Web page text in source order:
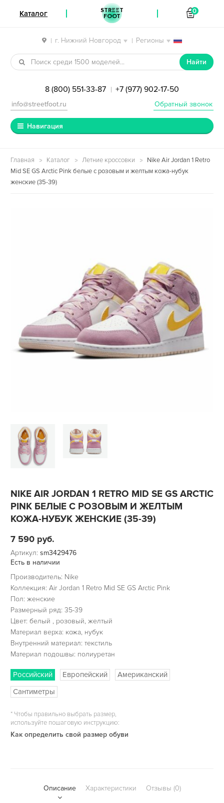
| г. Нижний Новгород | Регионы
Перейти к навигации
Перейти к содержимому
Найти
8 (800) 551-33-87 | +7 (977) 902-17-50
Обратный звонок
info@streetfoot.ru
Навигация
Главная Каталог Летние кроссовки
Nike Air Jordan 1 Retro
Mid SE GS Arctic Pink белые с розовым и желтым кожа-нубук
женские (35-39)
NIKE AIR JORDAN 1 RETRO MID SE GS ARCTIC
PINK БЕЛЫЕ С РОЗОВЫМ И ЖЕЛТЫМ
КОЖА-НУБУК ЖЕНСКИЕ (35-39)
7 590 руб.
Артикул: sm3429476
Есть в наличии
Производитель: Nike
Коллекция: Air Jordan 1 Retro Mid SE GS Arctic Pink
Пол: женские
Размерный ряд: 35-39
Цвет: белый , розовый, желтый
Материал верха: кожа, нубук
Внутренний материал: текстиль
Материал подошвы: полиуретан
Российский Европейский
Американский
Сантиметры
*Чтобы правильно выбрать размер,
используйте пошаговую инструкцию:
Как определить свой размер обуви
Описание Характеристики Отзывы (0)
Каталог STREET
FOOT
0